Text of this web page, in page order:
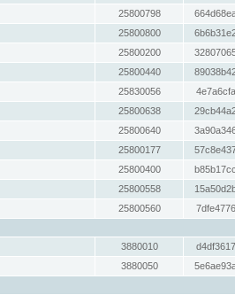
25800798
25800800
25800200
25800440
25830056
25800638
25800640
25800177
25800400
25800558
25800560
3880010
3880050